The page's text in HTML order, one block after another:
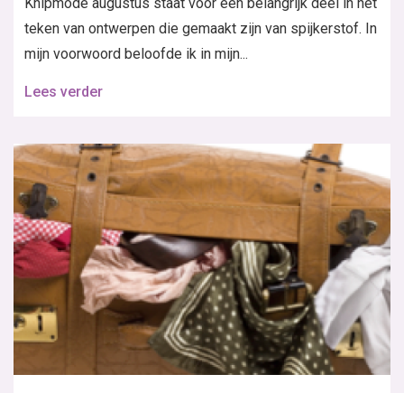
teken van ontwerpen die gemaakt zijn van spijkerstof. In
mijn voorwoord beloofde ik in mijn...
Lees verder